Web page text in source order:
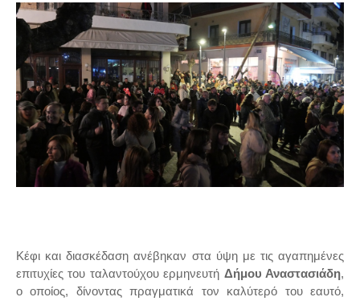
Κέφι και διασκέδαση ανέβηκαν στα ύψη με τις αγαπημένες
επιτυχίες του ταλαντούχου ερμηνευτή Δήμου Αναστασιάδη,
ο οποίος, δίνοντας πραγματικά τον καλύτερό του εαυτό,